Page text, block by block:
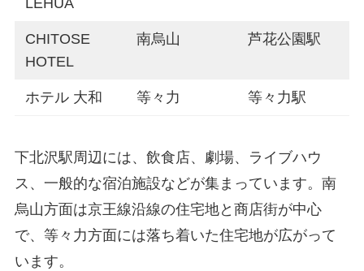
CHITOSE
HOTEL
南烏山 芦花公園駅
ホテル 大和 等々力 等々力駅
下北沢駅周辺には、飲食店、劇場、ライブハウ
ス、一般的な宿泊施設などが集まっています。南
烏山方面は京王線沿線の住宅地と商店街が中心
で、等々力方面には落ち着いた住宅地が広がって
います。